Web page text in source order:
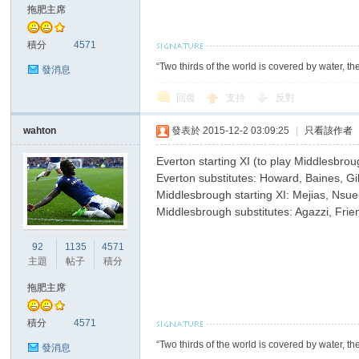
拖肥主席
積分 4571
發消息 “Two thirds of the world is covered by water,
回復 支持 反對
wahton
92
主題
1135
帖子
4571
積分
拖肥主席
積分 4571
發消息
發表於 2015-12-2 03:09:25 只看該作者
Everton starting XI (to play
Everton substitutes: Howard, Baines,
Middlesbrough starting XI: Mejias,
Middlesbrough substitutes: Agazzi,
“Two thirds of the world is covered by water,